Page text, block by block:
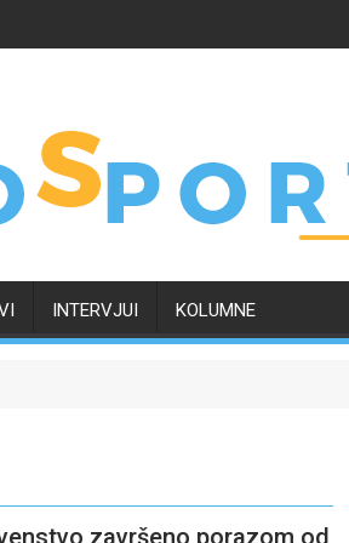
INTERVJUI KOLUMNE
"pada" uticao na njegove buduće
završeno porazom od